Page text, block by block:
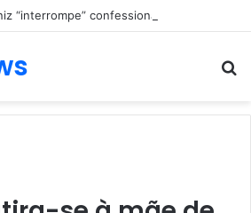
“interrompe” confessionário